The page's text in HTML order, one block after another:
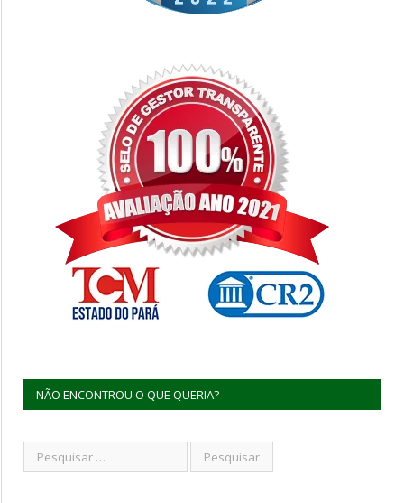
NÃO ENCONTROU O QUE QUERIA?